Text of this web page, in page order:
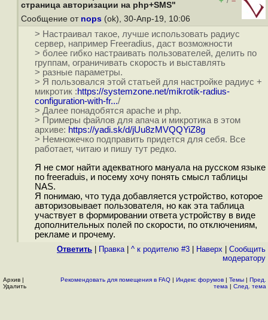
страница авторизации на php+SMS"
Сообщение от nops (ok), 30-Апр-19, 10:06
> Настраивал такое, лучше использовать радиус
сервер, например Freeradius, даст возможности
> более гибко настраивать пользователей, делить по
группам, ограничивать скорость и выставлять
> разные параметры.
> Я пользовался этой статьей для настройке радиус +
микротик :https://systemzone.net/mikrotik-radius-
configuration-with-fr.../
> Далее понадобятся apache и php.
> Примеры файлов для апача и микротика в этом
архиве: https://yadi.sk/d/jUu8zMVQQYiZ8g
> Немножечко подправить придется для себя. Все
работает, читаю и пишу тут редко.
Я не смог найти адекватного мануала на русском языке
по freeraduis, и посему хочу понять смысл таблицы
NAS.
Я понимаю, что туда добавляется устройство, которое
авторизовывает пользователя, но как эта таблица
участвует в формировании ответа устройству в виде
дополнительных полей по скорости, по отключениям,
рекламе и прочему.
Ответить Правка| ^ к родителю #3 Наверх
Cообщить
модератору
Архив |
Удалить
Рекомендовать для помещения в FAQ | Индекс форумов | Темы | Пред.
тема | След. тема